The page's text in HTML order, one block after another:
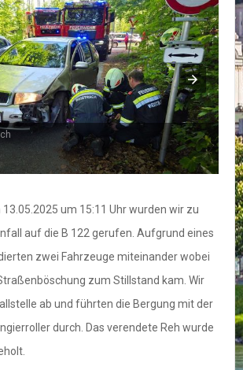
um 15:11 Uhr wurden wir zu
auf die B 122 gerufen. Aufgrund eines
zwei Fahrzeuge miteinander wobei
zum Stillstand kam. Wir
ab und führten die Bergung mit der
durch. Das verendete Reh wurde